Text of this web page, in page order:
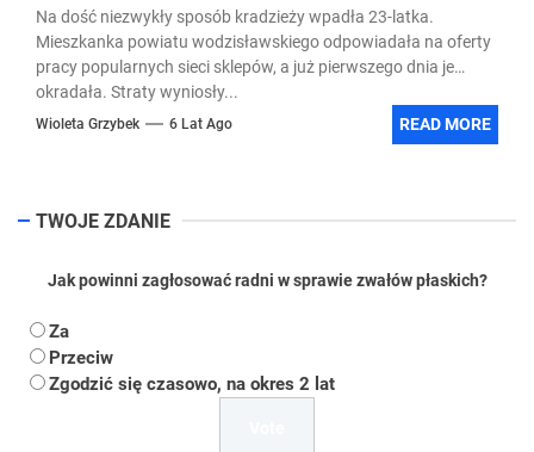
Na dość niezwykły sposób kradzieży wpadła 23-latka.
Mieszkanka powiatu wodzisławskiego odpowiadała na oferty
pracy popularnych sieci sklepów, a już pierwszego dnia je
okradała. Straty wyniosły...
Wioleta Grzybek 6 Lat Ago READ MORE
TWOJE ZDANIE
Jak powinni zagłosować radni w sprawie zwałów płaskich?
Za
Przeciw
Zgodzić się czasowo, na okres 2 lat